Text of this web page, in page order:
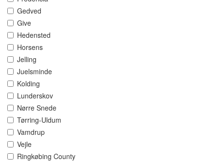
Gedved
Give
Hedensted
Horsens
Jelling
Juelsminde
Kolding
Lunderskov
Nørre Snede
Tørring-Uldum
Vamdrup
Vejle
Ringkøbing County